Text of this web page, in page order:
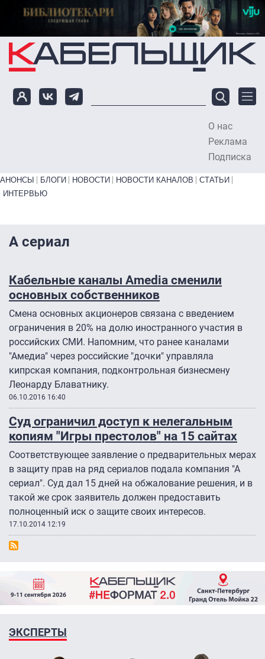
Перейти к основному содержанию
О нас
Реклама
Подписка
Primary links bottom
АНОНСЫ БЛОГИ НОВОСТИ НОВОСТИ КАНАЛОВ
СТАТЬИ
ИНТЕРВЬЮ
А сериал
Кабельные каналы Amedia сменили
основных собственников
Смена основных акционеров связана с введением
ограничения в 20% на долю иностранного участия в
российских СМИ. Напомним, что ранее каналами
"Амедиа" через российские "дочки" управляла
кипрская компания, подконтрольная бизнесмену
Леонарду Блаватнику.
06.10.2016 16:40
Суд ограничил доступ к нелегальным
копиям "Игры престолов" на 15 сайтах
Соответствующее заявление о предварительных мерах
в защиту прав на ряд сериалов подала компания "А
сериал". Суд дал 15 дней на обжалование решения, и в
такой же срок заявитель должен предоставить
полноценный иск о защите своих интересов.
17.10.2014 12:19
ЭКСПЕРТЫ